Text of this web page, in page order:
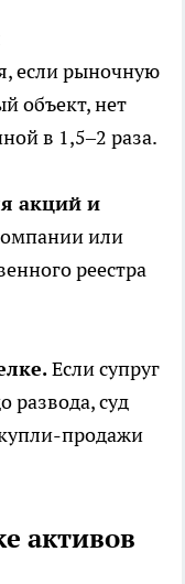
если рыночную
объект, нет
в 1,5–2 раза.
акций и
или
реестра
Если супруг
развода, суд
продажи
активов